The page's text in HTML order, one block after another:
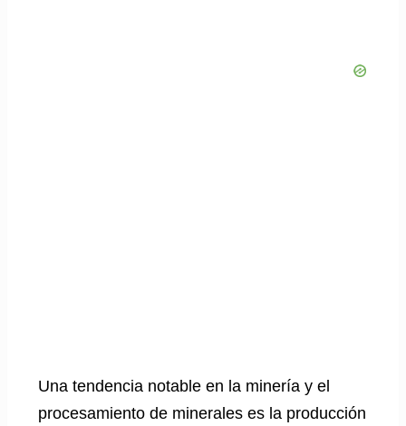
Una tendencia notable en la minería y el
procesamiento de minerales es la producción